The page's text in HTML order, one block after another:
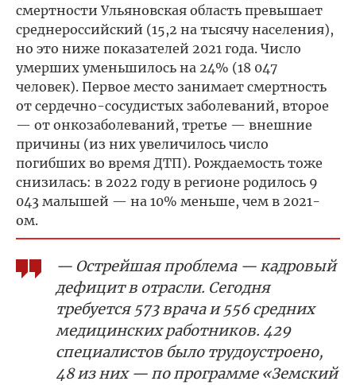
смертности Ульяновская область превышает
среднероссийский (15,2 на тысячу населения),
но это ниже показателей 2021 года. Число
умерших уменьшилось на 24% (18 047
человек). Первое место занимает смертность
от сердечно-сосудистых заболеваний, второе
— от онкозаболеваний, третье — внешние
причины (из них увеличилось число
погибших во время ДТП). Рождаемость тоже
снизилась: в 2022 году в регионе родилось 9
043 малышей — на 10% меньше, чем в 2021-
ом.
— Острейшая проблема — кадровый
дефицит в отрасли. Сегодня
требуется 573 врача и 556 средних
медицинских работников. 429
специалистов было трудоустроено,
48 из них — по программе «Земский